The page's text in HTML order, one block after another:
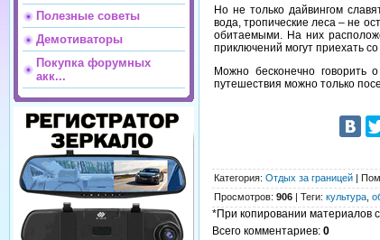
Полезные советы
Демотиваторы
Покупка форумных
акк...
Но не только дайвингом
вода, тропические леса – не
обитаемыми. На них
приключений могут приехать
Можно бесконечно говорить
путешествия можно только
Категория: Отдых за границей |
Просмотров: 906 | Теги: культура
*При копировании материалов
Всего комментариев: 0